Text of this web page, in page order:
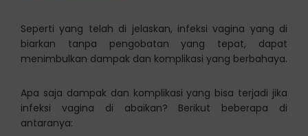
Seperti yang telah di jelaskan, infeksi vagina yang di
biarkan tanpa pengobatan yang tepat, dapat
menimbulkan dampak dan komplikasi yang berbahaya.
Apa saja dampak dan komplikasi yang bisa terjadi jika
infeksi vagina di abaikan? Berikut beberapa di
antaranya: